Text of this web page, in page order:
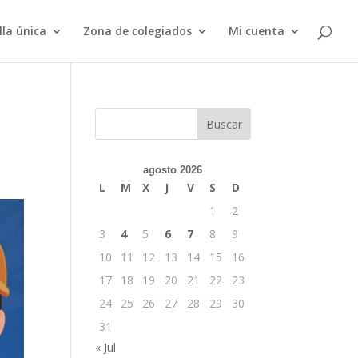
única Zona de colegiados Mi cuenta
Buscar
agosto 2026
L M X J V S
D
1
2
3
4 5 6 7 8
9
10
11 12 13 14 15
16
17
18 19 20 21 22
23
24
25 26 27 28 29
30
31
« Jul